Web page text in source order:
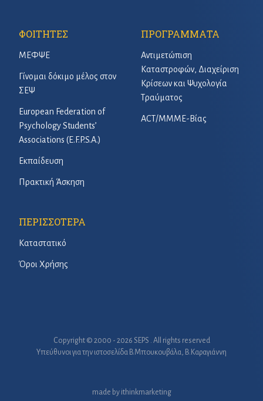
ΦΟΙΤΗΤΕΣ
ΜΕΦΨΕ
Γίνομαι δόκιμο μέλος στον
ΣΕΨ
European Federation of
Psychology Students’
Associations (E.F.P.S.A.)
Εκπαίδευση
Πρακτική Άσκηση
ΠΡΟΓΡΑΜΜΑΤΑ
Αντιμετώπιση
Καταστροφών, Διαχείριση
Κρίσεων και Ψυχολογία
Τραύματος
ACT/ΜΜΜΕ-Βίας
ΠΕΡΙΣΣΟΤΕΡΑ
Καταστατικό
Όροι Χρήσης
Copyright © 2000 - 2026 SEPS . All rights reserved
Υπεύθυνοι για την ιστοσελίδα B.Μπουκουβάλα, Β.Καραγιάννη
made by ithinkmarketing